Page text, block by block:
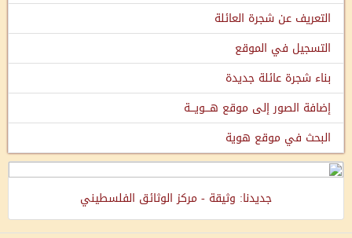
التعريف عن شجرة العائلة
التسجيل في الموقع
بناء شجرة عائلة جديدة
إضافة الصور إلى موقع هـــويـــة
البحث في موقع هوية
جديدنا: وثيقة - مركز الوثائق الفلسطيني